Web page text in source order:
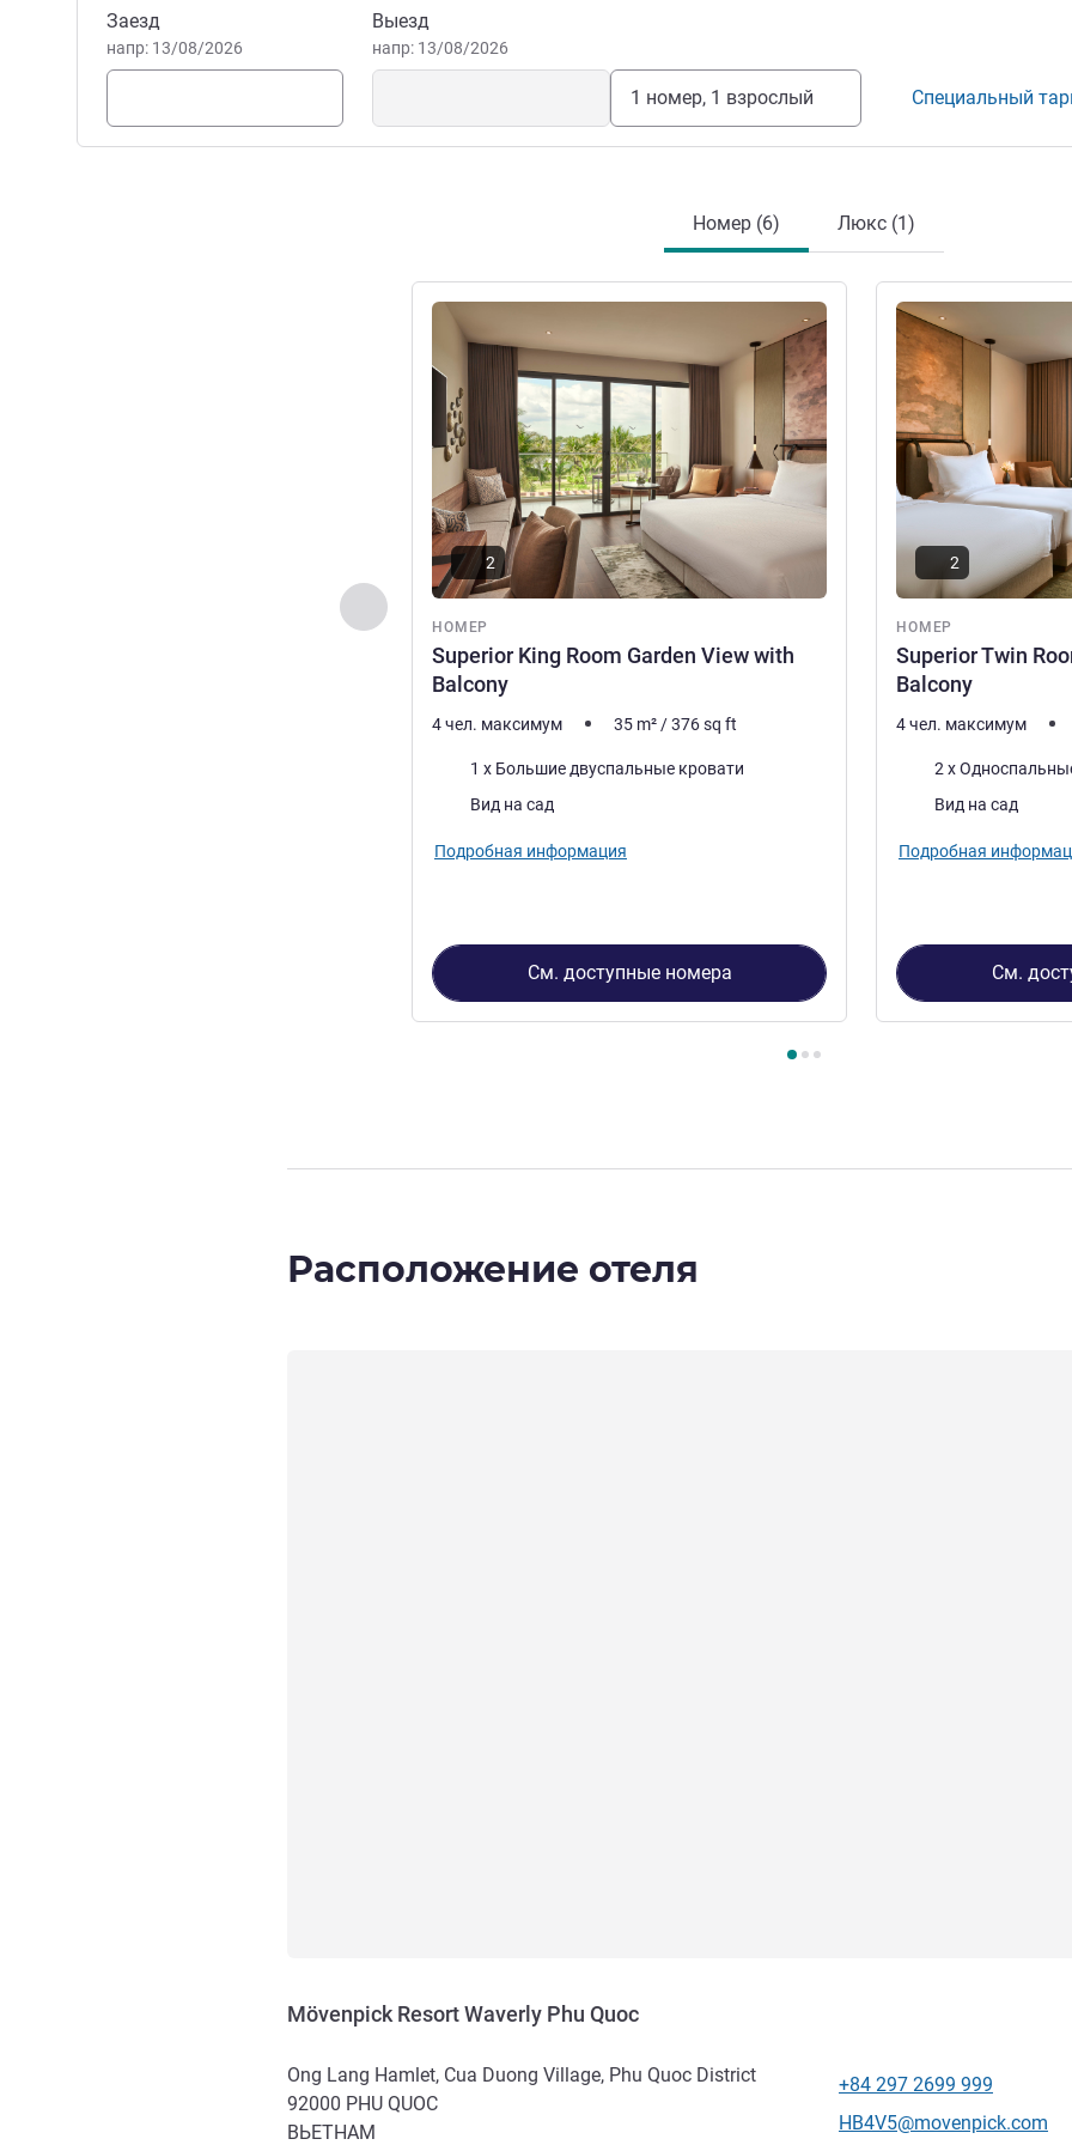
Забронировать этот отель
Заезд
напр: 13/08/2026
Выезд
напр: 13/08/2026
1 номер, 1 взрослый Специальный
Номер (6) Люкс (1)
Назад - Номер
НОМЕР
Superior King Room Garden View with
Balcony
Подробная информация
2
4 чел. максимум 35 m² /376sq ft
Постель1 x Большие двуспальные кровати
Виды:Вид на сад
Подробная информация
См. доступные номера
НОМЕР
Superior Twin
Balcony
Подробная
2
4 чел. максимум
Постель
2 x
Виды:Вид на сад
Подробная
См.
Расположение отеля
Mövenpick Resort Waverly Phu Quoc
Ong Lang Hamlet, Cua Duong Village, Phu Quoc District
92000 PHU QUOC
ВЬЕТНАМ
Телефон
+84 297 2699 999
Контактный адрес
HB4V5@movenpick.com